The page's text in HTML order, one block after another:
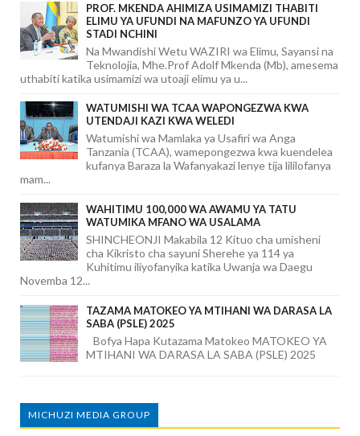
PROF. MKENDA AHIMIZA USIMAMIZI THABITI
ELIMU YA UFUNDI NA MAFUNZO YA UFUNDI
STADI NCHINI
Na Mwandishi Wetu WAZIRI wa Elimu, Sayansi na
Teknolojia, Mhe.Prof Adolf Mkenda (Mb), amesema
uthabiti katika usimamizi wa utoaji elimu ya u...
WATUMISHI WA TCAA WAPONGEZWA KWA
UTENDAJI KAZI KWA WELEDI
Watumishi wa Mamlaka ya Usafiri wa Anga
Tanzania (TCAA), wamepongezwa kwa kuendelea
kufanya Baraza la Wafanyakazi lenye tija lililofanya
mam...
WAHITIMU 100,000 WA AWAMU YA TATU
WATUMIKA MFANO WA USALAMA
SHINCHEONJI Makabila 12 Kituo cha umisheni
cha Kikristo cha sayuni Sherehe ya 114 ya
Kuhitimu iliyofanyika katika Uwanja wa Daegu
Novemba 12...
TAZAMA MATOKEO YA MTIHANI WA DARASA LA
SABA (PSLE) 2025
Bofya Hapa Kutazama Matokeo MATOKEO YA
MTIHANI WA DARASA LA SABA (PSLE) 2025
MICHUZI MEDIA GROUP